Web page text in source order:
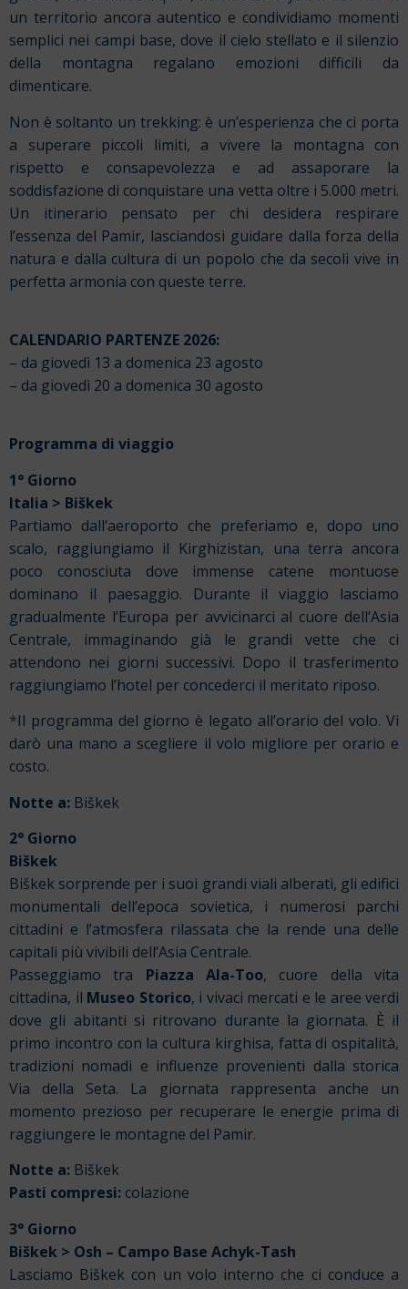
un territorio ancora autentico e condividiamo momenti
semplici nei campi base, dove il cielo stellato e il silenzio
della montagna regalano emozioni difficili da
dimenticare.
Non è soltanto un trekking: è un’esperienza che ci porta
a superare piccoli limiti, a vivere la montagna con
rispetto e consapevolezza e ad assaporare la
soddisfazione di conquistare una vetta oltre i 5.000 metri.
Un itinerario pensato per chi desidera respirare
l’essenza del Pamir, lasciandosi guidare dalla forza della
natura e dalla cultura di un popolo che da secoli vive in
perfetta armonia con queste terre.
CALENDARIO PARTENZE 2026:
– da giovedì 13 a domenica 23 agosto
– da giovedì 20 a domenica 30 agosto
Programma di viaggio
1° Giorno
Italia > Biškek
Partiamo dall’aeroporto che preferiamo e, dopo uno
scalo, raggiungiamo il Kirghizistan, una terra ancora
poco conosciuta dove immense catene montuose
dominano il paesaggio. Durante il viaggio lasciamo
gradualmente l’Europa per avvicinarci al cuore dell’Asia
Centrale, immaginando già le grandi vette che ci
attendono nei giorni successivi. Dopo il trasferimento
raggiungiamo l’hotel per concederci il meritato riposo.
*Il programma del giorno è legato all’orario del volo. Vi
darò una mano a scegliere il volo migliore per orario e
costo.
Notte a: Biškek
2° Giorno
Biškek
Biškek sorprende per i suoi grandi viali alberati, gli edifici
monumentali dell’epoca sovietica, i numerosi parchi
cittadini e l’atmosfera rilassata che la rende una delle
capitali più vivibili dell’Asia Centrale.
Passeggiamo tra Piazza Ala-Too, cuore della vita
cittadina, il Museo Storico, i vivaci mercati e le aree verdi
dove gli abitanti si ritrovano durante la giornata. È il
primo incontro con la cultura kirghisa, fatta di ospitalità,
tradizioni nomadi e influenze provenienti dalla storica
Via della Seta. La giornata rappresenta anche un
momento prezioso per recuperare le energie prima di
raggiungere le montagne del Pamir.
Notte a: Biškek
Pasti compresi: colazione
3° Giorno
Biškek > Osh – Campo Base Achyk-Tash
Lasciamo Biškek con un volo interno che ci conduce a